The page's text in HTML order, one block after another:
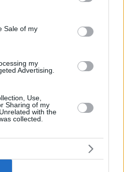
and its third-party tags to
purposes in below Google
Sale of my
my
Advertising.
Use,
Sharing of my
with the
collected.
κάποιες από τις αδυναμίες
που συνήθως κάνουμε όταν
έχει την πιο κομψή
Ιδανικοί προορισμοί για